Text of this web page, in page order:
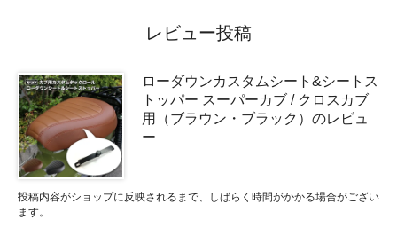
レビュー投稿
ローダウンカスタムシート&シートス
トッパー スーパーカブ / クロスカブ
用（ブラウン・ブラック）のレビュ
ー
投稿内容がショップに反映されるまで、しばらく時間がかかる場合がござい
ます。